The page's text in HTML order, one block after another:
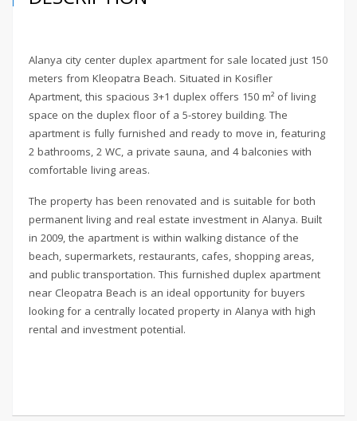
Alanya city center duplex apartment for sale located just 150
meters from Kleopatra Beach. Situated in Kosifler
Apartment, this spacious 3+1 duplex offers 150 m² of living
space on the duplex floor of a 5-storey building. The
apartment is fully furnished and ready to move in, featuring
2 bathrooms, 2 WC, a private sauna, and 4 balconies with
comfortable living areas.
The property has been renovated and is suitable for both
permanent living and real estate investment in Alanya. Built
in 2009, the apartment is within walking distance of the
beach, supermarkets, restaurants, cafes, shopping areas,
and public transportation. This furnished duplex apartment
near Cleopatra Beach is an ideal opportunity for buyers
looking for a centrally located property in Alanya with high
rental and investment potential.